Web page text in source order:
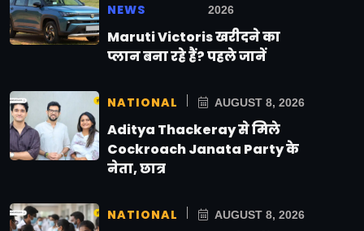
NEWS
2026
Maruti Victoris खरीदने का
प्लान बना रहे हैं? पहले जानें
NATIONAL AUGUST 8, 2026
Aditya Thackeray से मिले
Cockroach Janata Party के
नेता, छात्र
NATIONAL AUGUST 8, 2026